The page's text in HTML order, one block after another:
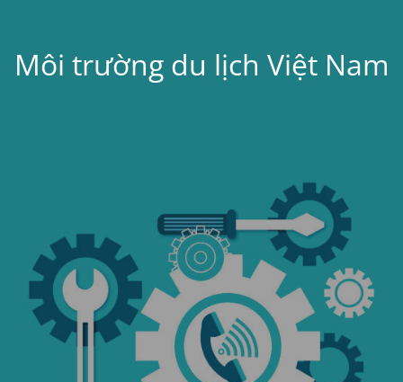
Môi trường du lịch Việt Nam